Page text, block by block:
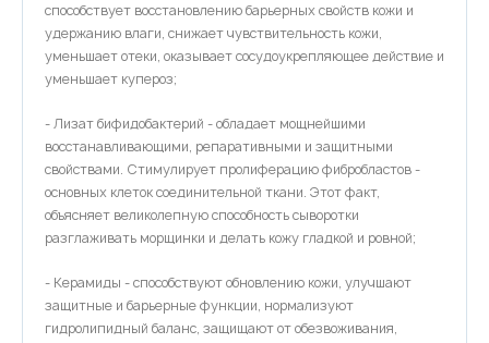
способствует восстановлению барьерных свойств кожи и
удержанию влаги, снижает чувствительность кожи,
уменьшает отеки, оказывает сосудоукрепляющее действие и
уменьшает купероз;
- Лизат бифидобактерий - обладает мощнейшими
восстанавливающими, репаративными и защитными
свойствами. Стимулирует пролиферацию фибробластов -
основных клеток соединительной ткани. Этот факт,
объясняет великолепную способность сыворотки
разглаживать морщинки и делать кожу гладкой и ровной;
- Керамиды - способствуют обновлению кожи, улучшают
защитные и барьерные функции, нормализуют
гидролипидный баланс, защищают от обезвоживания,